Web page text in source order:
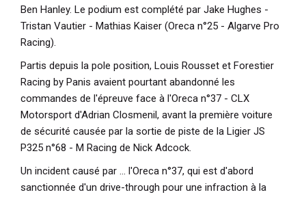
Ben Hanley. Le podium est complété par Jake Hughes -
Tristan Vautier - Mathias Kaiser (Oreca n°25 - Algarve Pro
Racing).
Partis depuis la pole position, Louis Rousset et Forestier
Racing by Panis avaient pourtant abandonné les
commandes de l'épreuve face à l'Oreca n°37 - CLX
Motorsport d'Adrian Closmenil, avant la première voiture
de sécurité causée par la sortie de piste de la Ligier JS
P325 n°68 - M Racing de Nick Adcock.
Un incident causé par ... l'Oreca n°37, qui est d'abord
sanctionnée d'un drive-through pour une infraction à la